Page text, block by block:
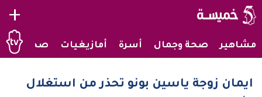
+
مشاهير صحة وجمال أسرة أمازيغيات صحراويات
ايمان زوجة ياسين بونو تحذر من استغلال